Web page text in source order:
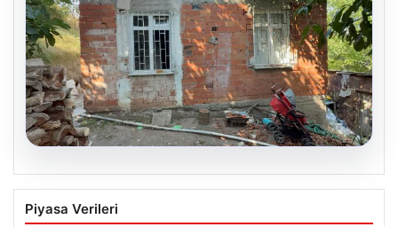
09.08.2026
Gece ışığı yanan ev şüphe uyandırdı.
Çok sayıda bıçak darbesiyle öldürülmüş
Piyasa Verileri